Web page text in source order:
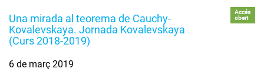
Una mirada al teorema de Cauchy-
Kovalevskaya. Jornada Kovalevskaya
(Curs 2018-2019)
Accés
obert
6 de març 2019